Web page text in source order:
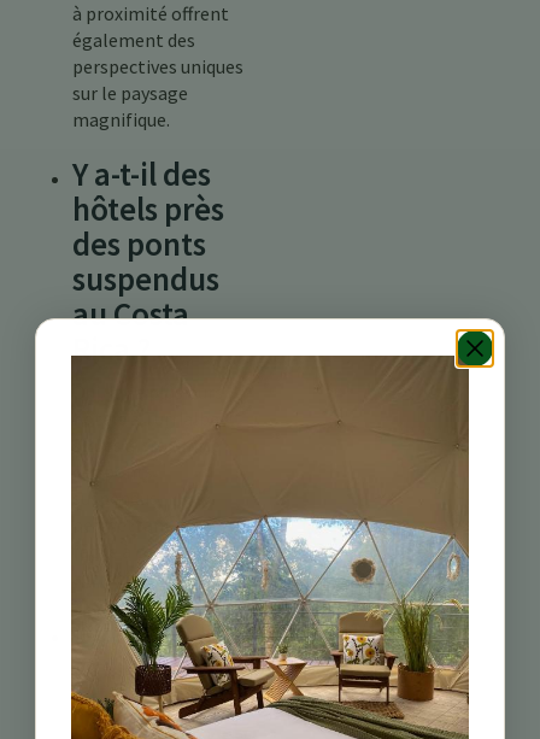
à proximité offrent
également des
perspectives uniques
sur le paysage
magnifique.
Y a-t-il des
hôtels près
des ponts
suspendus
au Costa
Rica ?
hôtels à Turrialba
des ponts
permettant un accès
facile à ces belles
attractions.
Quelles
activités de
plein air